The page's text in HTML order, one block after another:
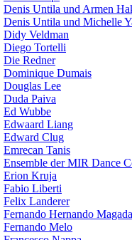
Denis Untila und Armen
Denis Untila und Michelle
Didy Veldman
Diego Tortelli
Die Redner
Dominique Dumais
Douglas Lee
Duda Paiva
Ed Wubbe
Edwaard Liang
Edward Clug
Emrecan Tanis
Ensemble der MIR Dance
Erion Kruja
Fabio Liberti
Felix Landerer
Fernando Hernando
Fernando Melo